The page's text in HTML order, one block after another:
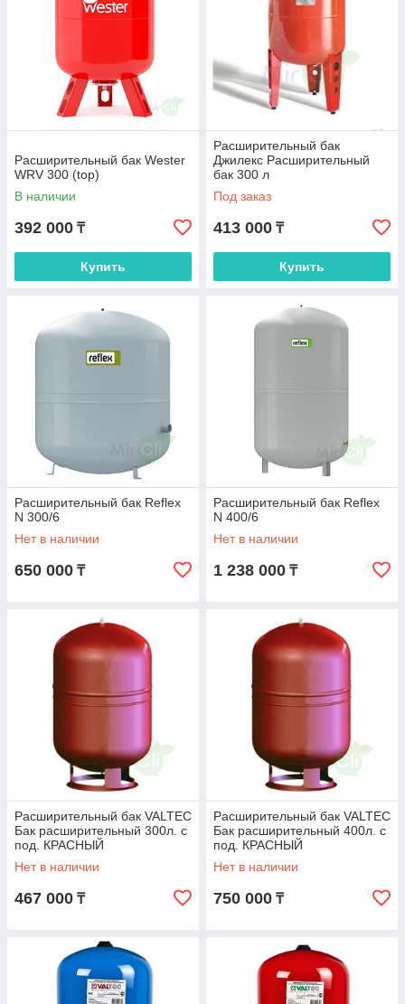
Расширительный бак Wester
WRV 300 (top)
В наличии
392 000 ₸
Купить
Расширительный бак
Джилекс Расширительный
бак 300 л
Под заказ
413 000 ₸
Купить
Расширительный бак Reflex
N 300/6
Нет в наличии
650 000 ₸
Расширительный бак Reflex
N 400/6
Нет в наличии
1 238 000 ₸
Расширительный бак VALTEC
Бак расширительный 300л. с
под. КРАСНЫЙ
Нет в наличии
467 000 ₸
Расширительный бак VALTEC
Бак расширительный 400л. с
под. КРАСНЫЙ
Нет в наличии
750 000 ₸